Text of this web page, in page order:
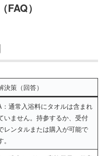
）
決策（回答）
：通常入浴料にタオルは含まれ
いません。持参するか、受付
レンタルまたは購入が可能で
。